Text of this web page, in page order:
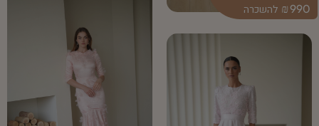
990
₪